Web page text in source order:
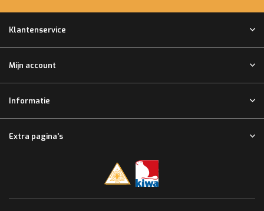
Klantenservice
Mijn account
Informatie
Extra pagina's